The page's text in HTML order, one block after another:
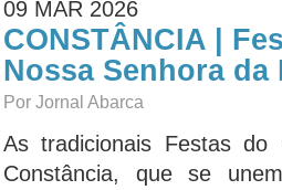
09 MAR 2026
CONSTÂNCIA |
Nossa Senhora
Por Jornal Abarca
As tradicionais Festas do
Constância, que se